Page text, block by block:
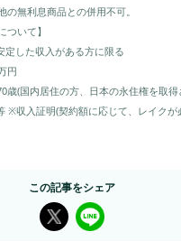
無利息商品との併用不可。
ついて】
した収入がある方に限る
円
歳(国内居住の方、日本の永住権を取得
※収入証明(契約額に応じて、レイクが
この記事をシェア